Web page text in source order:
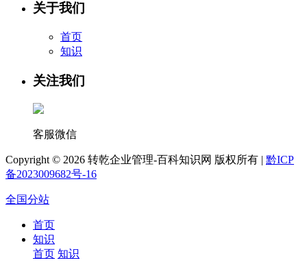
关于我们
首页
知识
关注我们
客服微信
Copyright © 2026 转乾企业管理-百科知识网 版权所有 | 黔ICP
备2023009682号-16
全国分站
首页
知识
首页 知识